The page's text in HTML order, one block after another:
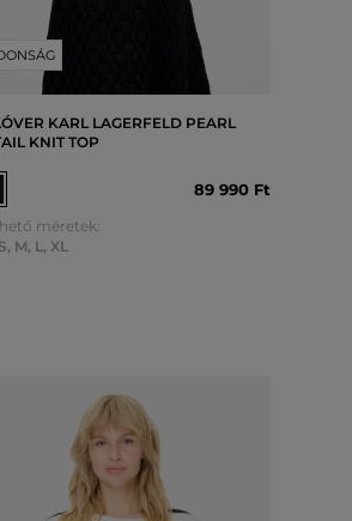
KARL LAGERFELD PEARL
KNIT TOP
89 990 Ft
méretek:
S, M, L, XL